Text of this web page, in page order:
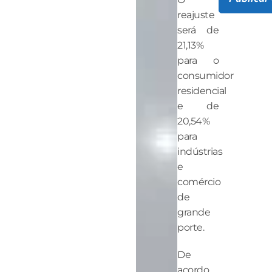
reajuste
será de
21,13%
para o
consumidor
residencial
e de
20,54%
para
indústrias
e
comércio
de
grande
porte.
De